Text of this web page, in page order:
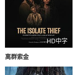
HD中字
离群索金